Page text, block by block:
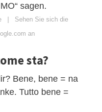
sagen.
| Sehen Sie sich die
an
sta?
Bene, bene = na
Tutto bene =